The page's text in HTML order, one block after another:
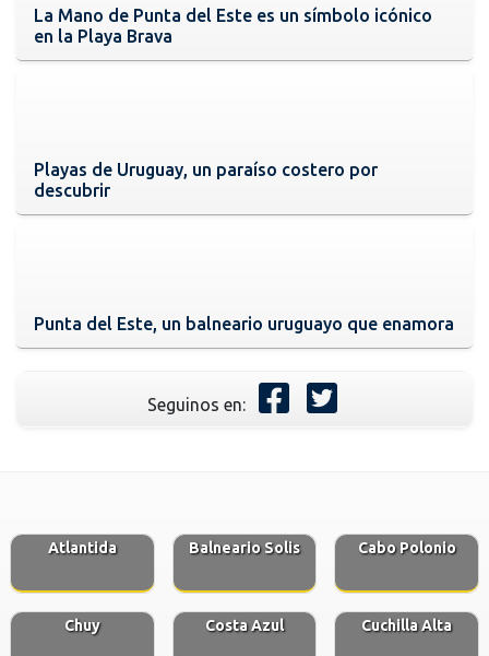
La Mano de Punta del Este es un símbolo icónico
en la Playa Brava
Playas de Uruguay, un paraíso costero por
descubrir
Punta del Este, un balneario uruguayo que enamora
Seguinos en:
Atlantida Balneario Solis Cabo Polonio
Chuy Costa Azul Cuchilla Alta